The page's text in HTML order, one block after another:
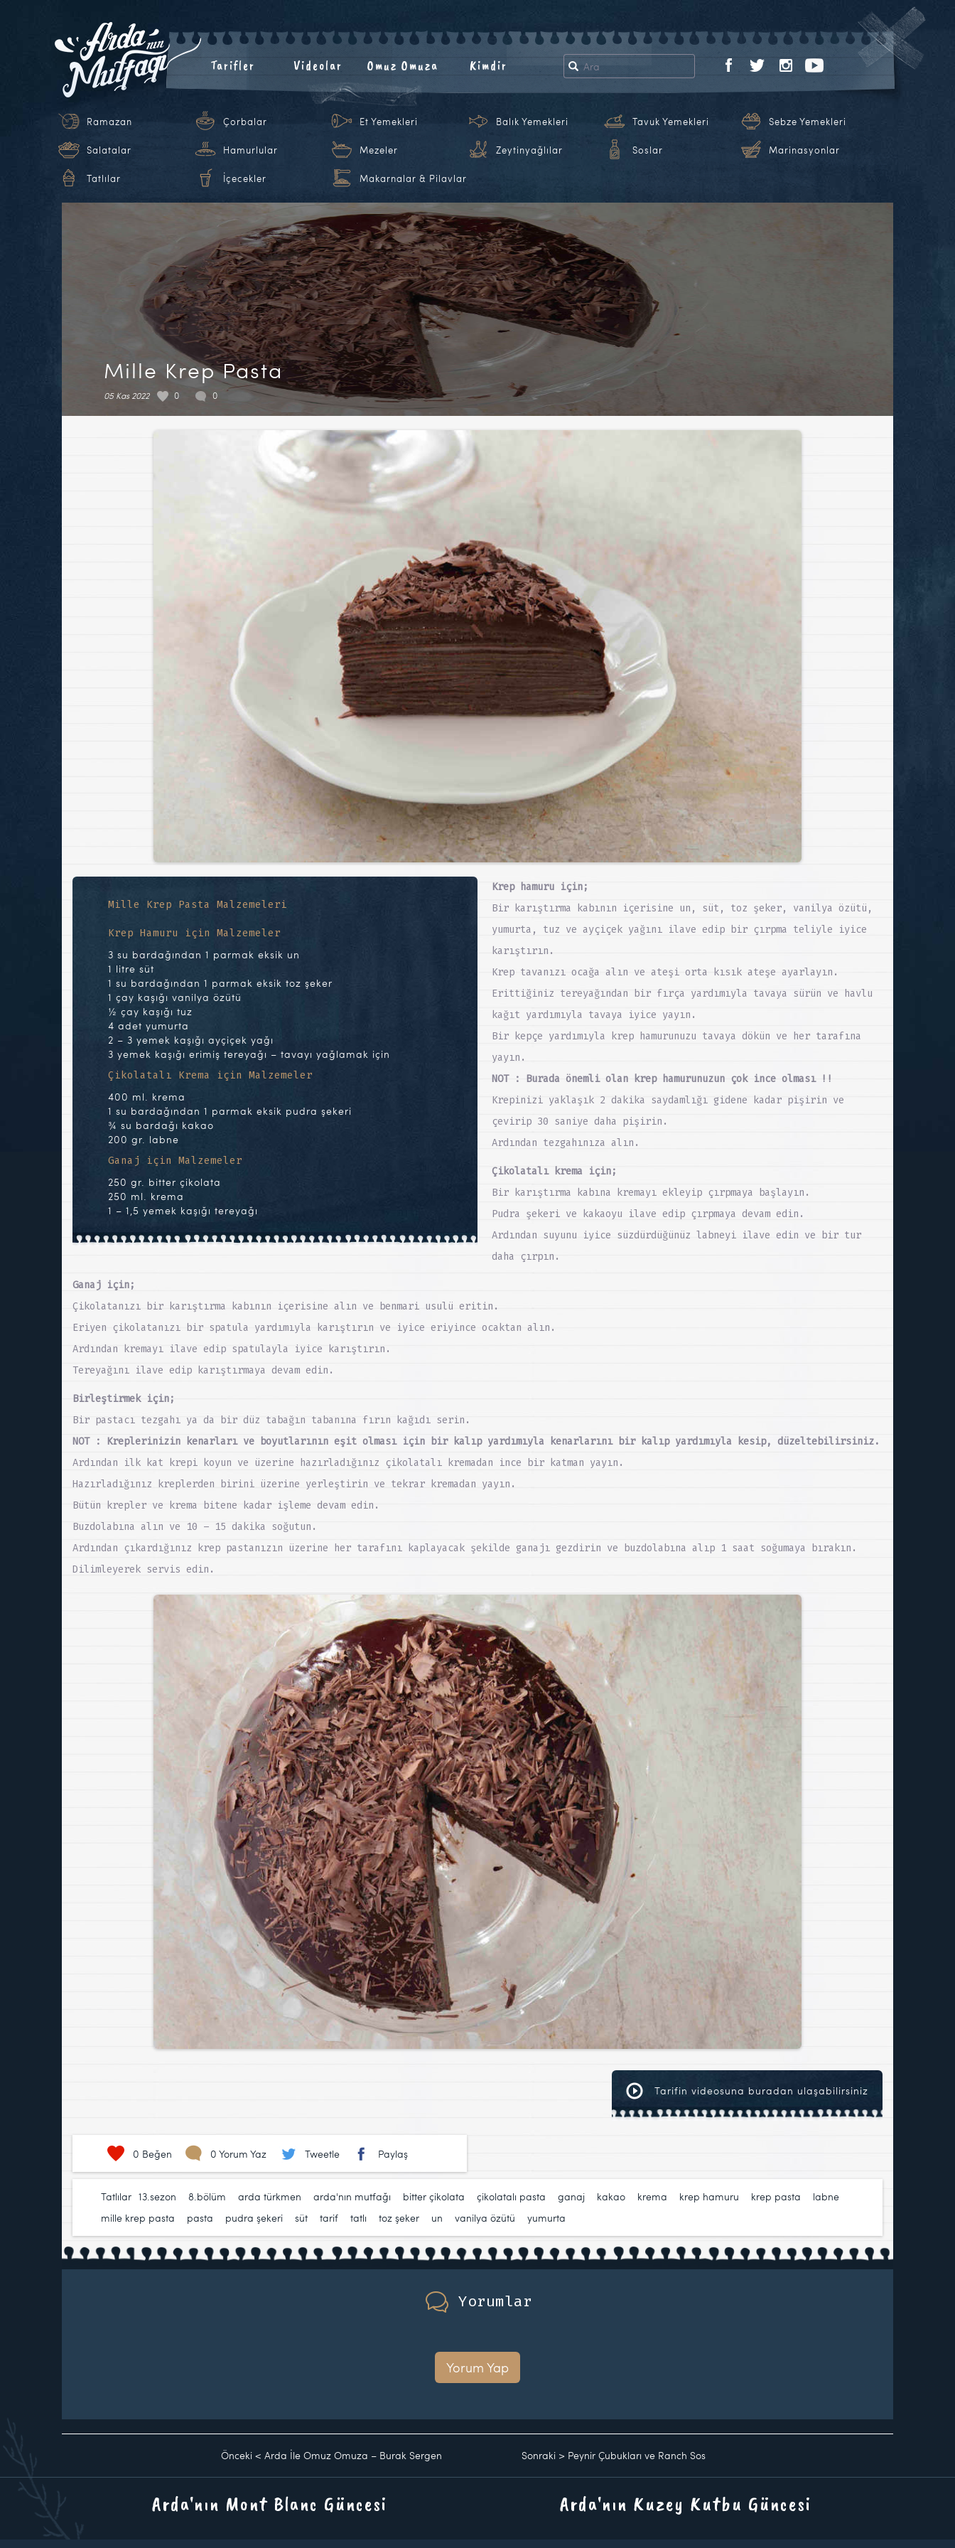
Tarifler Videolar Omuz Omuza Kimdir
Ramazan Çorbalar Et Yemekleri Balık Yemekleri Tavuk Yemekleri Sebze Yemekleri
Salatalar Hamurlular Mezeler Zeytinyağlılar Soslar Marinasyonlar
Tatlılar İçecekler Makarnalar & Pilavlar
Mille Krep Pasta
05 Kas 2022 0 0
Mille Krep Pasta Malzemeleri
Krep Hamuru için Malzemeler
3 su bardağından 1 parmak eksik un
1 litre süt
1 su bardağından 1 parmak eksik toz şeker
1 çay kaşığı vanilya özütü
½ çay kaşığı tuz
4 adet yumurta
2 – 3 yemek kaşığı ayçiçek yağı
3 yemek kaşığı erimiş tereyağı – tavayı yağlamak için
Çikolatalı Krema için Malzemeler
400 ml. krema
1 su bardağından 1 parmak eksik pudra şekeri
¾ su bardağı kakao
200 gr. labne
Ganaj için Malzemeler
250 gr. bitter çikolata
250 ml. krema
1 – 1,5 yemek kaşığı tereyağı
Krep hamuru için;
Bir karıştırma kabının içerisine un, süt, toz şeker, vanilya özütü,
yumurta, tuz ve ayçiçek yağını ilave edip bir çırpma teliyle iyice
karıştırın.
Krep tavanızı ocağa alın ve ateşi orta kısık ateşe ayarlayın.
Erittiğiniz tereyağından bir fırça yardımıyla tavaya sürün ve havlu
kağıt yardımıyla tavaya iyice yayın.
Bir kepçe yardımıyla krep hamurunuzu tavaya dökün ve her tarafına
yayın.
NOT : Burada önemli olan krep hamurunuzun çok ince olması !!
Krepinizi yaklaşık 2 dakika saydamlığı gidene kadar pişirin ve
çevirip 30 saniye daha pişirin.
Ardından tezgahınıza alın.
Çikolatalı krema için;
Bir karıştırma kabına kremayı ekleyip çırpmaya başlayın.
Pudra şekeri ve kakaoyu ilave edip çırpmaya devam edin.
Ardından suyunu iyice süzdürdüğünüz labneyi ilave edin ve bir tur
daha çırpın.
Ganaj için;
Çikolatanızı bir karıştırma kabının içerisine alın ve benmari usulü eritin.
Eriyen çikolatanızı bir spatula yardımıyla karıştırın ve iyice eriyince ocaktan alın.
Ardından kremayı ilave edip spatulayla iyice karıştırın.
Tereyağını ilave edip karıştırmaya devam edin.
Birleştirmek için;
Bir pastacı tezgahı ya da bir düz tabağın tabanına fırın kağıdı serin.
NOT : Kreplerinizin kenarları ve boyutlarının eşit olması için bir kalıp yardımıyla kenarlarını bir kalıp yardımıyla kesip, düzeltebilirsiniz.
Ardından ilk kat krepi koyun ve üzerine hazırladığınız çikolatalı kremadan ince bir katman yayın.
Hazırladığınız kreplerden birini üzerine yerleştirin ve tekrar kremadan yayın.
Bütün krepler ve krema bitene kadar işleme devam edin.
Buzdolabına alın ve 10 – 15 dakika soğutun.
Ardından çıkardığınız krep pastanızın üzerine her tarafını kaplayacak şekilde ganajı gezdirin ve buzdolabına alıp 1 saat soğumaya bırakın.
Dilimleyerek servis edin.
Tarifin videosuna buradan ulaşabilirsiniz
0 Beğen 0 Yorum Yaz Tweetle Paylaş
Tatlılar 13.sezon 8.bölüm arda türkmen arda'nın mutfağı bitter çikolata çikolatalı pasta ganaj kakao krema krep hamuru krep pasta labne
mille krep pasta
pasta pudra şekeri süt tarif tatlı toz şeker un vanilya özütü yumurta
Yorumlar
Yorum Yap
Önceki < Arda İle Omuz Omuza – Burak Sergen Sonraki > Peynir Çubukları ve Ranch Sos
Arda'nın Mont Blanc Güncesi Arda'nın Kuzey Kutbu Güncesi